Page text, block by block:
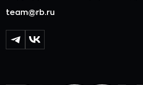
team@rb.ru